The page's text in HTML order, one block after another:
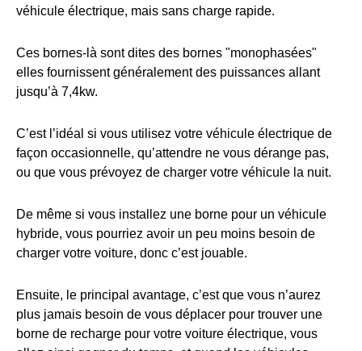
véhicule électrique, mais sans charge rapide.
Ces bornes-là sont dites des bornes "monophasées"
elles fournissent généralement des puissances allant
jusqu’à 7,4kw.
C’est l’idéal si vous utilisez votre véhicule électrique de
façon occasionnelle, qu’attendre ne vous dérange pas,
ou que vous prévoyez de charger votre véhicule la nuit.
De même si vous installez une borne pour un véhicule
hybride, vous pourriez avoir un peu moins besoin de
charger votre voiture, donc c’est jouable.
Ensuite, le principal avantage, c’est que vous n’aurez
plus jamais besoin de vous déplacer pour trouver une
borne de recharge pour votre voiture électrique, vous